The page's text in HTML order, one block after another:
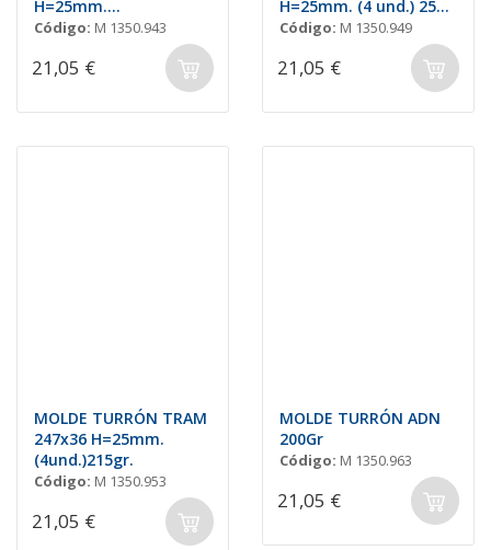
H=25mm.
(4und.)275x175mm.250
Código: M 1350.943
21,05 €
H=25mm. (4 und.) 250
gr.
Código: M 1350.949
21,05 €
MOLDE TURRÓN TRAM
247x36 H=25mm.
(4und.)215gr.
Código: M 1350.953
21,05 €
MOLDE TURRÓN ADN
200Gr
Código: M 1350.963
21,05 €